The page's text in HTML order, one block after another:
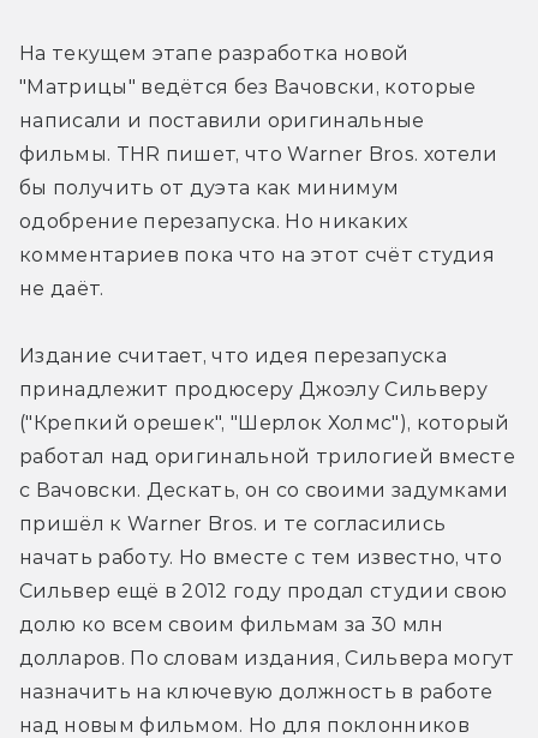
На текущем этапе разработка новой
"Матрицы" ведётся без Вачовски, которые
написали и поставили оригинальные
фильмы. THR пишет, что Warner Bros. хотели
бы получить от дуэта как минимум
одобрение перезапуска. Но никаких
комментариев пока что на этот счёт студия
не даёт.
Издание считает, что идея перезапуска
принадлежит продюсеру Джоэлу Сильверу
("Крепкий орешек", "Шерлок Холмс"), который
работал над оригинальной трилогией вместе
с Вачовски. Дескать, он со своими задумками
пришёл к Warner Bros. и те согласились
начать работу. Но вместе с тем известно, что
Сильвер ещё в 2012 году продал студии свою
долю ко всем своим фильмам за 30 млн
долларов. По словам издания, Сильвера могут
назначить на ключевую должность в работе
над новым фильмом. Но для поклонников